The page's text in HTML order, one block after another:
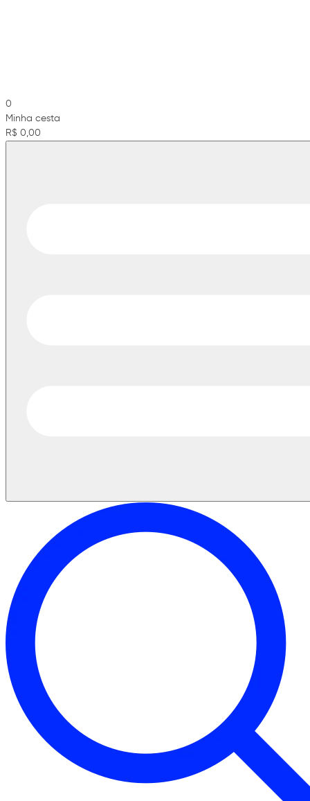
0
Minha cesta
R$ 0,00